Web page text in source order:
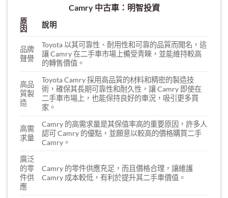
Camry 中古車：明智投資
原
因
說明
品牌
聲譽
Toyota 以其可靠性、耐用性和可靠的品質而聞名，這
讓 Camry 在二手車市場上備受青睞，並能維持較高
的轉售價值。
高品
質製
造
Toyota Camry 採用高品質的材料和精密的製造技
術，確保其長期可靠性和耐久性，讓 Camry 即使在
二手車市場上，也能保持良好的車況，吸引更多買
家。
高需
求量
Camry 的高需求量是其保值率高的重要原因，許多人
認可 Camry 的優點，並願意以較高的價格購買二手
Camry。
廣泛
的零
件供
應
Camry 的零件供應充足，而且價格合理，讓維護
Camry 成本較低，有利於提升其二手車價值。